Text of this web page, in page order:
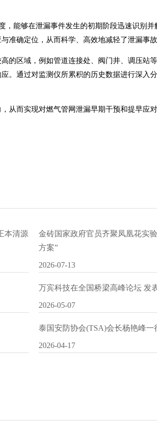
，能够在泄漏事件发生的初期阶段迅速识别
准确定位，从而科学、高效地减轻了泄漏事故
的区域，例如管道连接处、阀门井、调压站
通过对监测仪所累积的历史数据进行深入
从而实现对燃气管网泄漏早期干预和提早应对
本清源
金砖国家政府官员齐聚凤凰花实
方案”
2026-07-13
万宾科技在全国桥梁高峰论坛 发
2026-05-07
泰国安防协会(TSA)会长杨艳峰
2026-04-17